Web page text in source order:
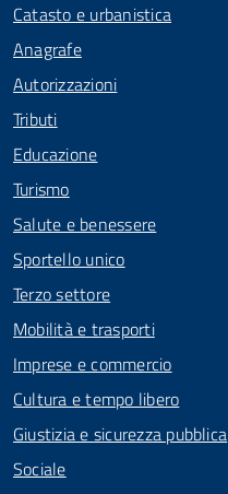
Catasto e urbanistica
Anagrafe
Autorizzazioni
Tributi
Educazione
Turismo
Salute e benessere
Sportello unico
Terzo settore
Mobilità e trasporti
Imprese e commercio
Cultura e tempo libero
Giustizia e sicurezza pubblica
Sociale